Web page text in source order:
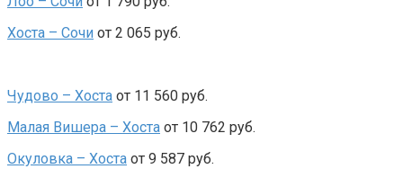
Хоста – Сочи от 2 065 руб.
Чудово – Хоста от 11 560 руб.
Малая Вишера – Хоста от 10 762 руб.
Окуловка – Хоста от 9 587 руб.